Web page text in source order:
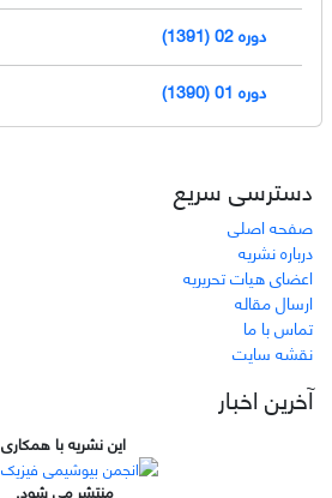
دوره 02 (1391)
دوره 01 (1390)
دسترسی سریع
صفحه اصلی
درباره نشریه
اعضای هیات تحریریه
ارسال مقاله
تماس با ما
نقشه سایت
آخرین اخبار
این نشریه با همکاری
منتشر می شود.